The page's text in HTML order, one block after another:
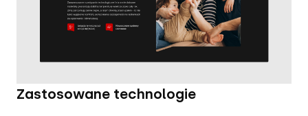
Zastosowane technologie